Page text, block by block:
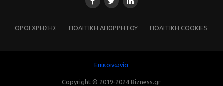
ΌΡΟΙ ΧΡΗΣΗΣ ΠΟΛΙΤΙΚΗ ΑΠΟΡΡΗΤΟΥ ΠΟΛΙΤΙΚΗ COOKIES
Επικοινωνία
Copyright © 2019-2024 Bizness.gr